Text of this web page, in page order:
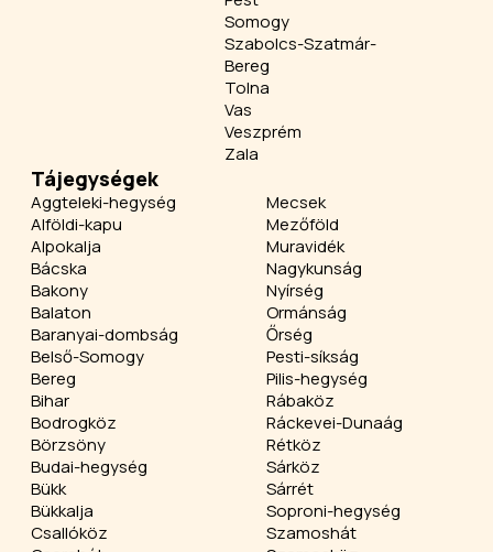
Somogy
Szabolcs-Szatmár-
Bereg
Tolna
Vas
Veszprém
Zala
Tájegységek
Aggteleki-hegység
Alföldi-kapu
Alpokalja
Bácska
Bakony
Balaton
Baranyai-dombság
Belső-Somogy
Bereg
Bihar
Bodrogköz
Börzsöny
Budai-hegység
Bükk
Bükkalja
Csallóköz
Mecsek
Mezőföld
Muravidék
Nagykunság
Nyírség
Ormánság
Őrség
Pesti-síkság
Pilis-hegység
Rábaköz
Ráckevei-Dunaág
Rétköz
Sárköz
Sárrét
Soproni-hegység
Szamoshát